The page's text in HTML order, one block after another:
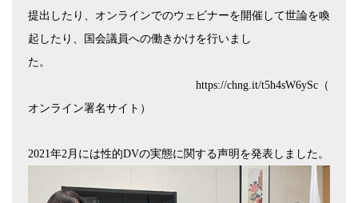
提出したり、オンラインでのウェビナーを開催して世論を喚
起したり、国会議員への働きかけを行いまし
た。
https://chng.it/t5h4sW6ySc （
オンライン署名サイト）
2021年2月には性的DVの実態に関する声明を発表しました。